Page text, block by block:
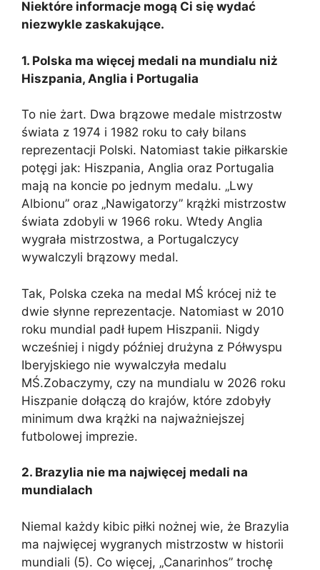
Niektóre informacje mogą Ci się wydać
niezwykle zaskakujące.
1. Polska ma więcej medali na mundialu niż
Hiszpania, Anglia i Portugalia
To nie żart. Dwa brązowe medale mistrzostw
świata z 1974 i 1982 roku to cały bilans
reprezentacji Polski. Natomiast takie piłkarskie
potęgi jak: Hiszpania, Anglia oraz Portugalia
mają na koncie po jednym medalu. „Lwy
Albionu” oraz „Nawigatorzy” krążki mistrzostw
świata zdobyli w 1966 roku. Wtedy Anglia
wygrała mistrzostwa, a Portugalczycy
wywalczyli brązowy medal.
Tak, Polska czeka na medal MŚ krócej niż te
dwie słynne reprezentacje. Natomiast w 2010
roku mundial padł łupem Hiszpanii. Nigdy
wcześniej i nigdy później drużyna z Półwyspu
Iberyjskiego nie wywalczyła medalu
MŚ.Zobaczymy, czy na mundialu w 2026 roku
Hiszpanie dołączą do krajów, które zdobyły
minimum dwa krążki na najważniejszej
futbolowej imprezie.
2. Brazylia nie ma najwięcej medali na
mundialach
Niemal każdy kibic piłki nożnej wie, że Brazylia
ma najwięcej wygranych mistrzostw w historii
mundiali (5). Co więcej, „Canarinhos” trochę